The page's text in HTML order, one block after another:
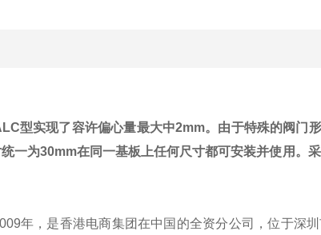
型实现了容许偏心量最大中2mm。由于特殊的阀门
一为30mm在同一基板上任何尺寸都可安装并使用。
年，是香港电商集团在中国的全资分公司，位于深圳